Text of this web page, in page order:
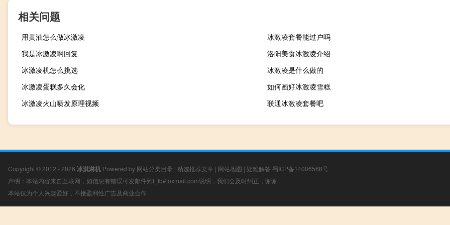
相关问题
用黄油怎么做冰激凌
冰激凌套餐能过户吗
我是冰激凌啊回复
洛阳美食冰激凌介绍
冰激凌机怎么挑选
冰激凌是什么做的
冰激凌蛋糕多久会化
如何画好冰激凌雪糕
冰激凌火山喷发原理视频
联通冰激凌套餐吧
Copyright © 2012 - 2026 冰淇淋机 Powered by 网站分类目录 | 精选推荐文章 | 网站地图 | 疑难解答 蜀ICP备14006568号
声明：本站内容来自互联网，如信息有错误可发邮件到f_fb#foxmail.com说明，我们会及时纠正，谢谢
本站仅为个人兴趣爱好，不接盈利性广告及商业合作